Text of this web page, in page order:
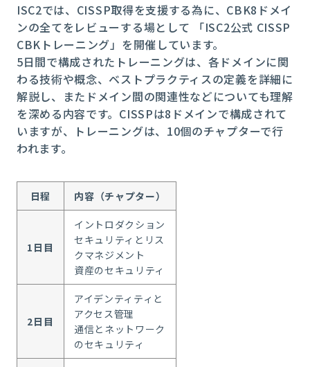
ISC2では、CISSP取得を支援する為に、CBK8ドメイ
ンの全てをレビューする場として 「ISC2公式 CISSP
CBKトレーニング」を開催しています。
5日間で構成されたトレーニングは、各ドメインに関
わる技術や概念、ベストプラクティスの定義を詳細に
解説し、またドメイン間の関連性などについても理解
を深める内容です。 CISSPは8 ドメインで構成されて
いますが、トレーニングは、 10個のチャプターで行
われます。
日程 内容（チャプター）
1日目
イントロダクション
セキュリティとリス
クマネジメント
資産のセキュリティ
2日目
アイデンティティと
アクセス管理
通信とネットワーク
のセキュリティ